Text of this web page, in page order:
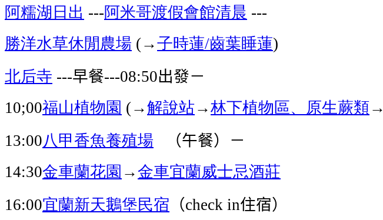
阿糯湖日出 ---阿米哥渡假會館清晨 ---
勝洋水草休閒農場 (→子時蓮/齒葉睡蓮)
北后寺 ---早餐---08:50出發－
10;00福山植物園 (→解說站→林下植物區、原生蕨類→
13:00八甲香魚養殖場 （午餐）－
14:30金車蘭花園→金車宜蘭威士忌酒莊
16:00宜蘭新天鵝堡民宿 （check in住宿）